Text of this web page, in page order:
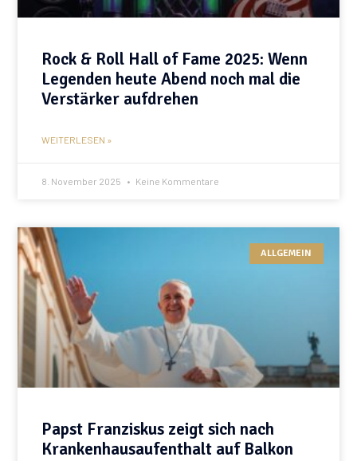
Rock & Roll Hall of Fame 2025: Wenn
Legenden heute Abend noch mal die
Verstärker aufdrehen
WEITERLESEN »
8. November 2025 Keine Kommentare
ALLGEMEIN
Papst Franziskus zeigt sich nach
Krankenhausaufenthalt auf Balkon